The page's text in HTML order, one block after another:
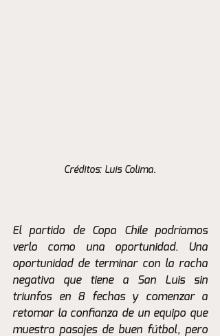
Créditos: Luis Colima.
El partido de Copa Chile podríamos
verlo como una oportunidad. Una
oportunidad de terminar con la racha
negativa que tiene a San Luis sin
triunfos en 8 fechas y comenzar a
retomar la confianza de un equipo que
muestra pasajes de buen fútbol, pero